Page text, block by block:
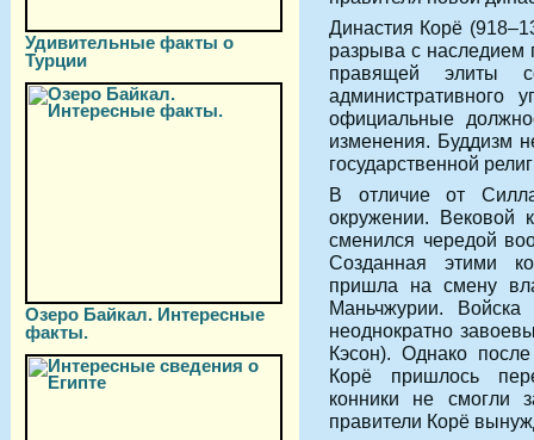
Удивительные факты о
Турции
Озеро Байкал. Интересные
факты.
Династия Корё
разрыва с наследием
правящей элиты
административного
официальные
изменения. Буддизм
государственной
В отличие от
окружении. Вековой
сменился чередой
Созданная этими
пришла на смену
Маньчжурии.
неоднократно
Кэсон). Однако
Корё пришлось
конники не смогли
правители Корё